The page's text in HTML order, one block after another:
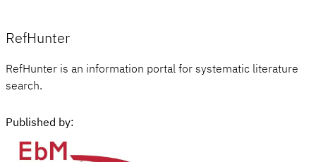
RefHunter
RefHunter is an information portal for systematic literature
search.
Published by: